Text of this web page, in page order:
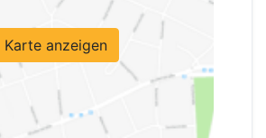
Karte anzeigen